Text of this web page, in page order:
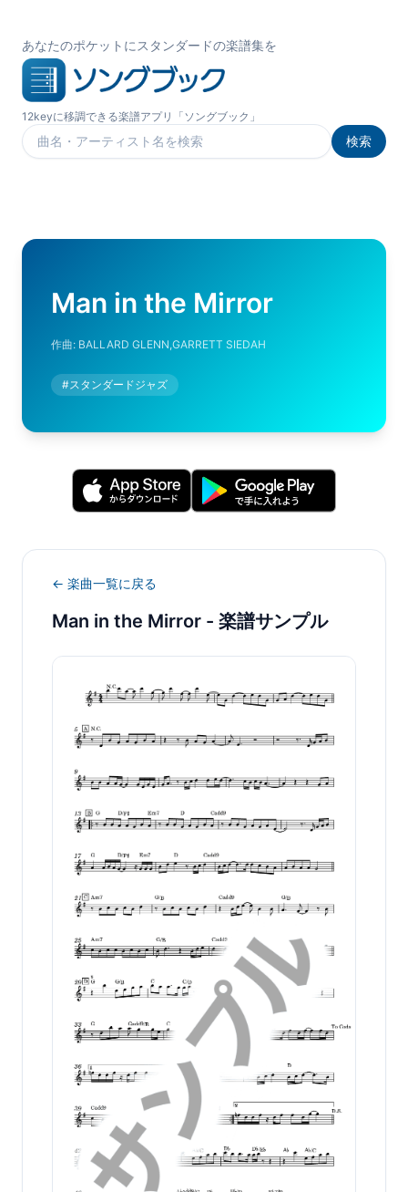
あなたのポケットにスタンダードの楽譜集を
12keyに移調できる楽譜アプリ「ソングブック」
楽曲を検索
検索
Man in the Mirror
作曲: BALLARD GLENN,GARRETT SIEDAH
#スタンダードジャズ
← 楽曲一覧に戻る
Man in the Mirror - 楽譜サンプル